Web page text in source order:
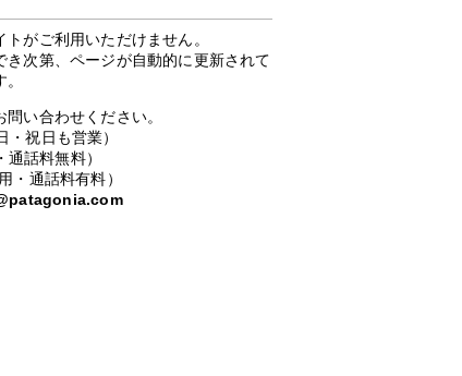
がご利用いただけません。
次第、ページが自動的に更新されて
い合わせください。
祝日も営業）
話料無料）
・通話料有料）